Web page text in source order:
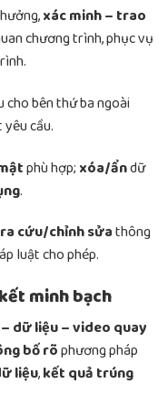
xác minh – trao
chương trình, phục vụ
cho bên thứ ba ngoài
cầu.
phù hợp; xóa/ẩndữ
.
cứu/chỉnh sửathông
luật cho phép.
minh bạch
dữ liệu – video quay
bố rõphương pháp
liệu,kết quả trúng